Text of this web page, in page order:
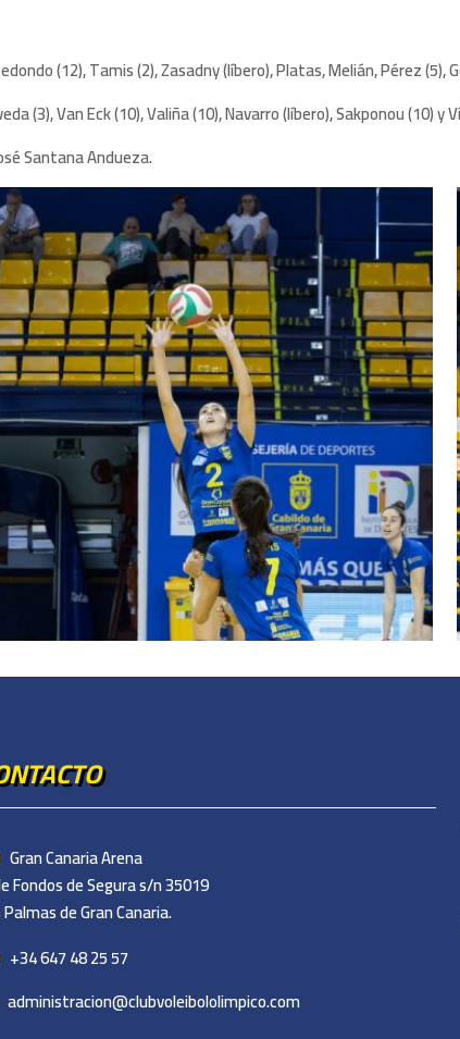
(12), Tamis (2), Zasadny (líbero), Platas, Melián, Pérez
(3), Van Eck (10), Valiña (10), Navarro (líbero), Sakponou (10)
Santana Andueza.
Gran Canaria Arena
Fondos de Segura s/n 35019
de Gran Canaria.
+34 647 48 25 57
administracion@clubvoleibololimpico.com